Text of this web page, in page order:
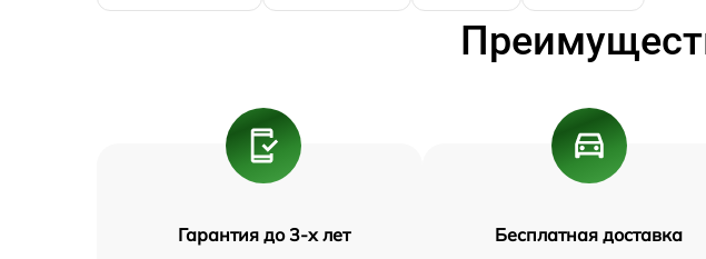
Гарантия до 3-х лет Бесплатная доставка